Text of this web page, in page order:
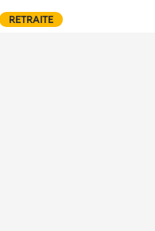
RETRAITE